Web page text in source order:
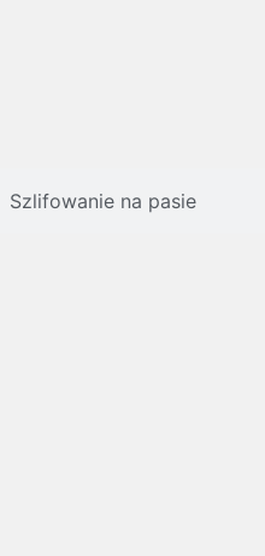
Szlifowanie na pasie